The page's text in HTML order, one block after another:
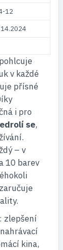
12
v každé
přísné
i pro
se,
– v
10 barev
zlepšení
kina,